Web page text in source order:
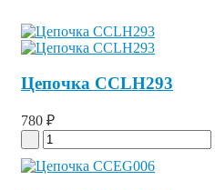
Цепочка CCLH293
780 ₽